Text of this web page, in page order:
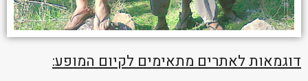
דוגמאות לאתרים מתאימים לקיום המופע: